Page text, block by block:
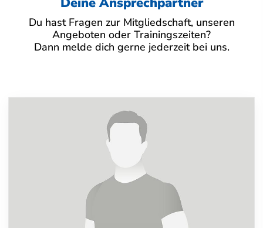
Du hast Fragen zur Mitgliedschaft, unseren
Angeboten oder Trainingszeiten?
Dann melde dich gerne jederzeit bei uns.